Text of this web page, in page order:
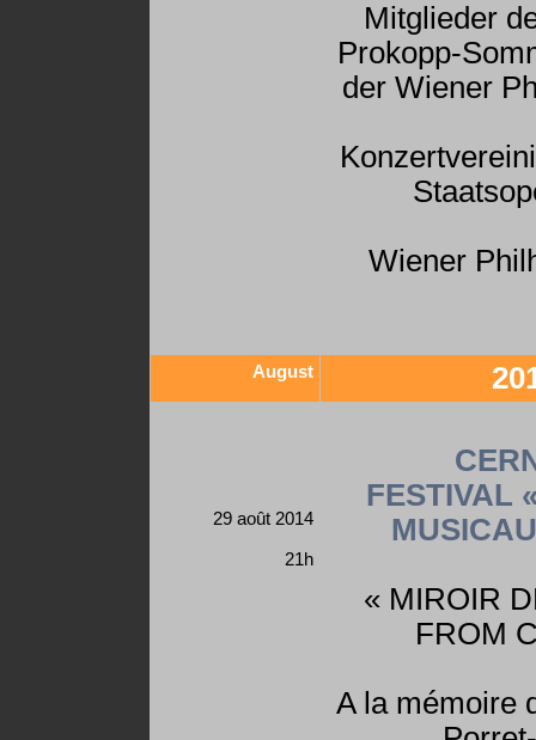
Mitglieder
Prokopp-
der Wiener
Wiener
August
29 août 2014
21h
FESTIVAL
« MIROIR
FROM
A la mémoire